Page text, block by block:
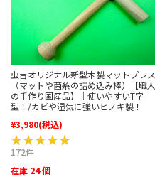
虫吉オリジナル新型木製マットプレス
（マットや菌糸の詰め込み棒）【職人
の手作り国産品】｜使いやすいT字
型！/カビや湿気に強いヒノキ製！
¥3,980(税込)
★★★★★
★★★★★
172件
在庫 24 個